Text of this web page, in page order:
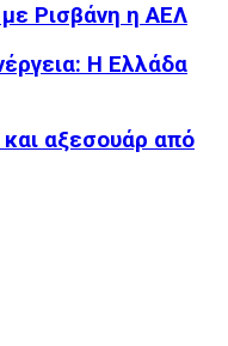
Ρισβάνη η ΑΕΛ
Η Ελλάδα
και αξεσουάρ από